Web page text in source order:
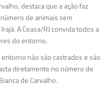
destaca que a ação faz
de animais sem
A Ceasa/RJ convida todos a
do entorno.
não são castrados e são
diretamente no número de
de Carvalho.